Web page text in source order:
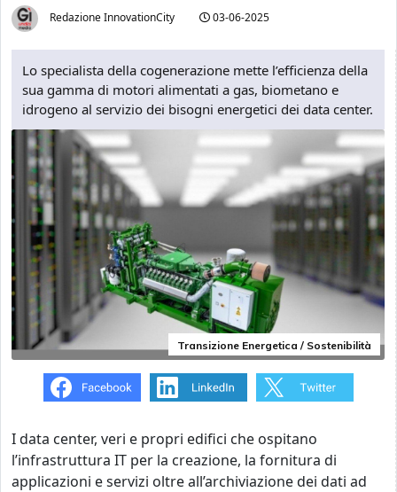
Redazione InnovationCity 03-06-2025
Lo specialista della cogenerazione mette l’efficienza della
sua gamma di motori alimentati a gas, biometano e
idrogeno al servizio dei bisogni energetici dei data center.
Transizione Energetica / Sostenibilità
I data center, veri e propri edifici che ospitano
l’infrastruttura IT per la creazione, la fornitura di
applicazioni e servizi oltre all’archiviazione dei dati ad